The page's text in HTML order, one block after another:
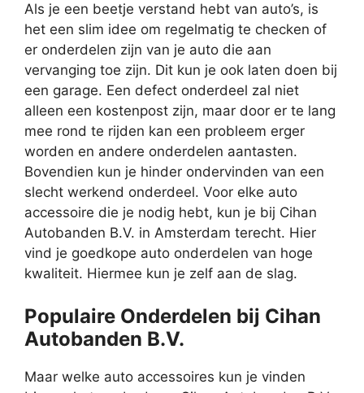
Als je een beetje verstand hebt van auto’s, is
het een slim idee om regelmatig te checken of
er onderdelen zijn van je auto die aan
vervanging toe zijn. Dit kun je ook laten doen bij
een garage. Een defect onderdeel zal niet
alleen een kostenpost zijn, maar door er te lang
mee rond te rijden kan een probleem erger
worden en andere onderdelen aantasten.
Bovendien kun je hinder ondervinden van een
slecht werkend onderdeel. Voor elke auto
accessoire die je nodig hebt, kun je bij Cihan
Autobanden B.V. in Amsterdam terecht. Hier
vind je goedkope auto onderdelen van hoge
kwaliteit. Hiermee kun je zelf aan de slag.
Populaire Onderdelen bij Cihan
Autobanden B.V.
Maar welke auto accessoires kun je vinden